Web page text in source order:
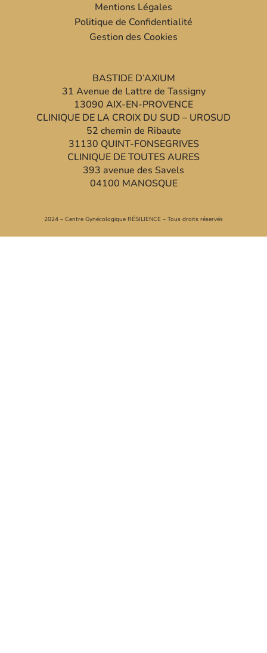
Mentions Légales
Politique de Confidentialité
Gestion des Cookies
BASTIDE D’AXIUM
31 Avenue de Lattre de Tassigny
13090 AIX-EN-PROVENCE
CLINIQUE DE LA CROIX DU SUD – UROSUD
52 chemin de Ribaute
31130 QUINT-FONSEGRIVES
CLINIQUE DE TOUTES AURES
393 avenue des Savels
04100 MANOSQUE
2024 – Centre Gynécologique RÉSILIENCE – Tous droits réservés